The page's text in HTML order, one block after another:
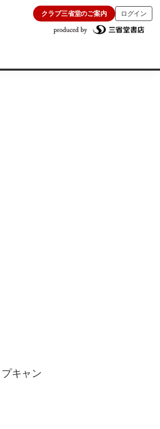
クラブ三省堂のご案内 ログイン
キャン